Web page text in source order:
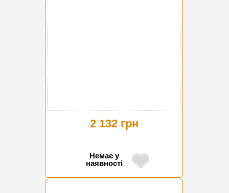
2 132 грн
Немає у
наявності